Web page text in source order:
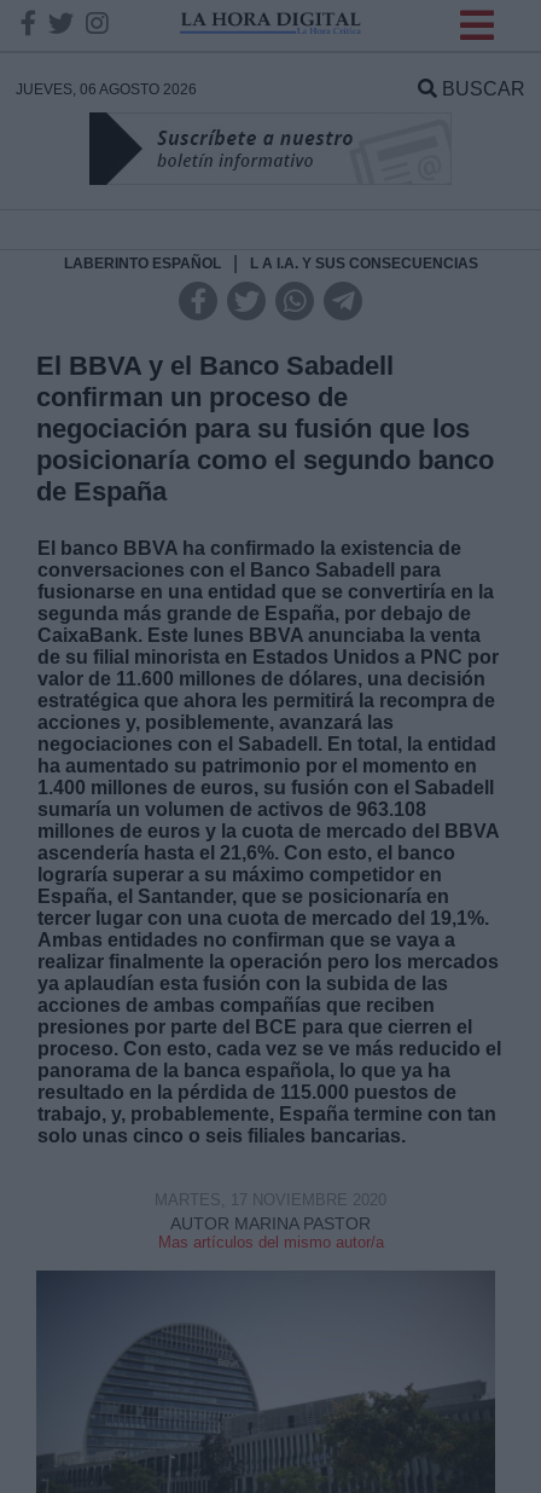
JUEVES, 06 AGOSTO 2026 BUSCAR
LABERINTO ESPAÑOL L A I.A. Y SUS CONSECUENCIAS
El BBVA y el Banco Sabadell
confirman un proceso de
negociación para su fusión que los
posicionaría como el segundo banco
de España
El banco BBVA ha confirmado la existencia de
conversaciones con el Banco Sabadell para
fusionarse en una entidad que se convertiría en la
segunda más grande de España, por debajo de
CaixaBank. Este lunes BBVA anunciaba la venta
de su filial minorista en Estados Unidos a PNC por
valor de 11.600 millones de dólares, una decisión
estratégica que ahora les permitirá la recompra de
acciones y, posiblemente, avanzará las
negociaciones con el Sabadell. En total, la entidad
ha aumentado su patrimonio por el momento en
1.400 millones de euros, su fusión con el Sabadell
sumaría un volumen de activos de 963.108
millones de euros y la cuota de mercado del BBVA
ascendería hasta el 21,6%. Con esto, el banco
lograría superar a su máximo competidor en
España, el Santander, que se posicionaría en
tercer lugar con una cuota de mercado del 19,1%.
Ambas entidades no confirman que se vaya a
realizar finalmente la operación pero los mercados
ya aplaudían esta fusión con la subida de las
acciones de ambas compañías que reciben
presiones por parte del BCE para que cierren el
proceso. Con esto, cada vez se ve más reducido el
panorama de la banca española, lo que ya ha
resultado en la pérdida de 115.000 puestos de
trabajo, y, probablemente, España termine con tan
solo unas cinco o seis filiales bancarias.
AUTOR MARINA PASTOR
Mas artículos del mismo autor/a
MARTES, 17 NOVIEMBRE 2020
DATOS
Responsable:
Legitimación:
Destinatarios:
Derechos:
link
Información adicional
link